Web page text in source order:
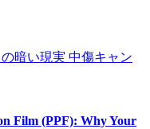
Film (PPF): Why Your